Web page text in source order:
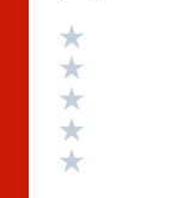
Valutazione